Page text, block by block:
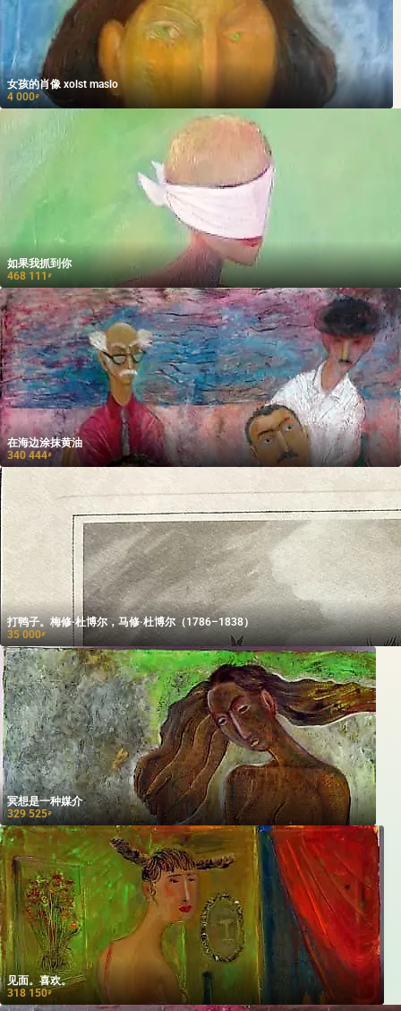
女孩的肖像 xolst maslo
4 000₽
如果我抓到你
468 111 ₽
在海边涂抹黄油
340 444₽
打鸭子。梅修·杜博尔，马修·杜博尔（1786–1838）
35 000₽
冥想是一种媒介
329 525₽
见面。喜欢。
318 150₽